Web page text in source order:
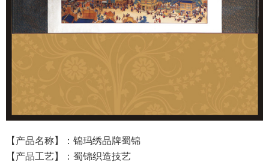
【产品名称】：锦玛绣品牌蜀锦
【产品工艺】： 蜀锦织造技艺